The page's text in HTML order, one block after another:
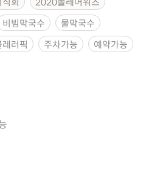
회
2020뽈레어워즈
비빔막국수
물막국수
레러픽 주차가능 예약가능